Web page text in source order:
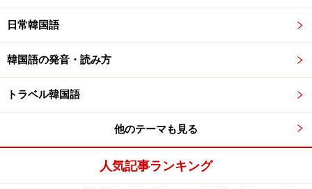
／この人がヨンスです）
もしかしたら、「-(스)ㅂ니다」で始まる教科書が多いか
もしれません。日常会話では「-요」が多く出てくるの
に、なぜ「-(스)ㅂ니다」が最初に出てくるものが多いの
方が、動詞の活用が簡単にできるから、ということがあ
ると思います。初心者の方が負担なく文章を作りやすい
ということですね。
日常韓国語
韓国語の発音・読み方
トラベル韓国語
他のテーマも見る
人気記事ランキング